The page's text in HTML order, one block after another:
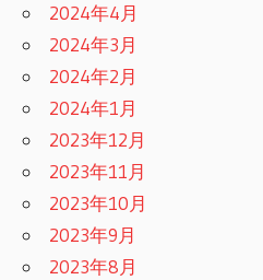
2024年4月
2024年3月
2024年2月
2024年1月
2023年12月
2023年11月
2023年10月
2023年9月
2023年8月